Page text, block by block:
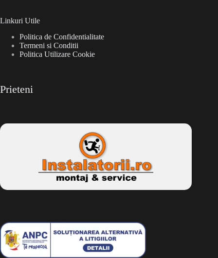
Linkuri Utile
Politica de Confidentialitate
Termeni si Conditii
Politica Utilizare Cookie
Prieteni